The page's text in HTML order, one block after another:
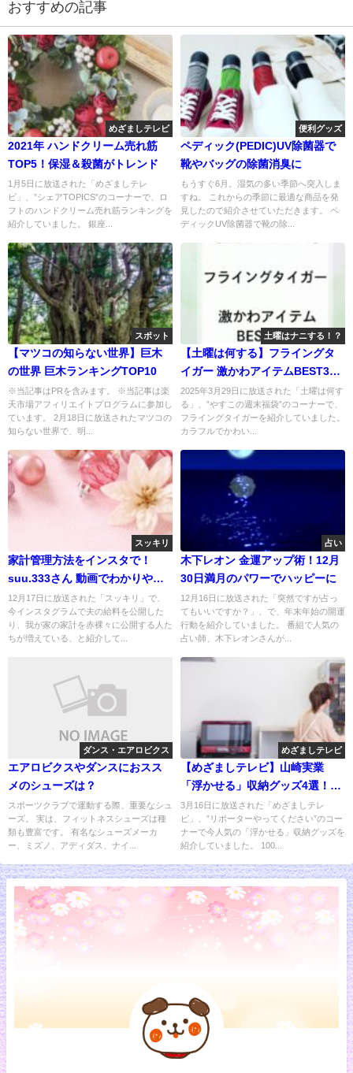
おすすめの記事
めざましテレビ
2021年 ハンドクリーム売れ筋
TOP5！保湿＆殺菌がトレンド
1月5日に放送された「めざましテレ
ビ」、”シェアTOPICS”のコーナーで、ロ
フトのハンドクリーム売れ筋ランキングを
紹介していました。 銀座...
便利グッズ
ペディック(PEDIC)UV除菌器で
靴やバッグの除菌消臭に
もうすぐ6月。湿気の多い季節へ突入しま
すね。 これからの季節に最適な商品を発
見したので紹介させていただきます。 ペ
ディックUV除菌器で靴の除...
スポット
【マツコの知らない世界】巨木
の世界 巨木ランキングTOP10
※当記事はPRを含みます。 ※当記事は楽
天市場アフィリエイトプログラムに参加し
ています。 2月18日に放送されたマツコの
知らない世界で、明...
土曜はナニする！？
【土曜は何する】フライングタ
イガー 激かわアイテムBEST3！
ポップ&キュート
2025年3月29日に放送された「土曜は何す
る」、”やすこの週末福袋”のコーナーで、
フライングタイガーを紹介していました。
カラフルでかわい...
スッキリ
家計管理方法をインスタで！
suu.333さん 動画でわかりやす
いと好評
12月17日に放送された「スッキリ」で、
今インスタグラムで夫の給料を公開した
り、我が家の家計を赤裸々に公開する人た
ちが増えている、と紹介して...
占い
木下レオン 金運アップ術！12月
30日満月のパワーでハッピーに
12月16日に放送された「突然ですが占っ
てもいいですか？」、で、年末年始の開運
行動を紹介していました。 番組で人気の
占い師、木下レオンさんが...
ダンス・エアロビクス
エアロビクスやダンスにおスス
メのシューズは？
スポーツクラブで運動する際、重要なシュ
ーズ。 実は、フィットネスシューズは種
類も豊富です。 有名なシューズメーカ
ー、ミズノ、アディダス、ナイ...
めざましテレビ
【めざましテレビ】山崎実業
「浮かせる」収納グッズ4選！キ
ッチン編
3月16日に放送された「めざましテレ
ビ」、”リポーターやってください”のコー
ナーで今人気の「浮かせる」収納グッズを
紹介していました。 100...